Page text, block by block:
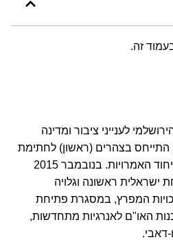
זה.
לענייני ציבור ומדינה
בצהרים (ראשון) לחתימת
הסכם השלום בין ישראל לאיחוד האמרויות. בנובמבר 2015
ישראלית ראשונה וגלויה
המפרץ, במסגרת פתיחת
האו"ם לאנרגיות מתחדשות,